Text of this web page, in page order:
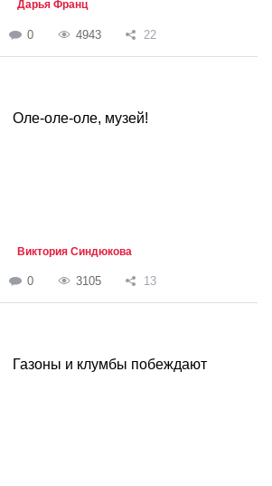
Дарья Франц
0 4943 22
Оле-оле-оле, музей!
Виктория Синдюкова
0 3105 13
Газоны и клумбы побеждают